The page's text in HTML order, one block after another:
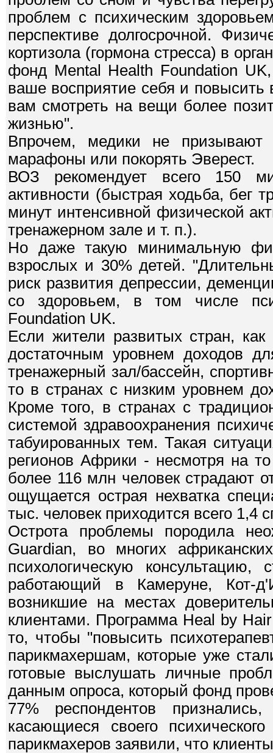
проблем с психическим
перспективе долгосрочной.
кортизола (гормона стресса) в
фонд Mental Health Foundation
ваше восприятие себя и
вам смотреть на вещи более
жизнью".
Впрочем, медики не призывают
марафоны или покорять Эверест.
ВОЗ рекомендует всего 150
активности (быстрая ходьба, бег
минут интенсивной физической
тренажерном зале и т. п.).
Но даже такую минимальную
взрослых и 30% детей.
риск развития депрессии,
со здоровьем, в том числе
Foundation UK.
Если жители развитых стран, как
достаточным уровнем доходов
тренажерный зал/бассейн,
то в странах с низким уровнем
Кроме того, в странах с
системой здравоохранения
табуированных тем. Такая
регионов Африки - несмотря на
более 116 млн человек страдают
ощущается острая нехватка
тыс. человек приходится всего 1,4
Острота проблемы породила
Guardian, во многих
психологическую
работающий в Камеруне, Кот-
возникшие на местах
клиентами. Программа Heal by
то, чтобы "повысить
парикмахершам, которые уже
готовые выслушать личные
данным опроса, который фонд
77% респондентов
касающиеся своего
парикмахеров заявили, что